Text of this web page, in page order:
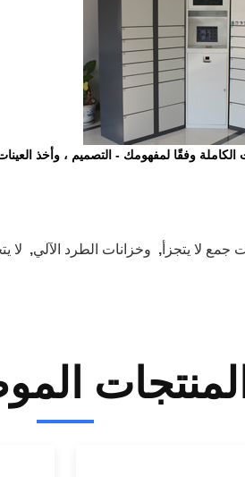
الكاملة وفقًا لمفهومك - التصميم ، وأخذ
جمع لا يتجزأ , وخزانات الطرد الآلي, لا
المنتجات